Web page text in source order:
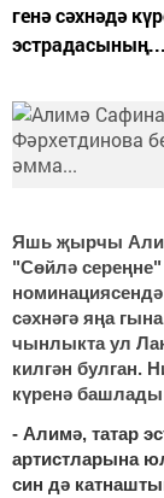
генә сәхнәдә
эстрадасының...
Яшь җырчы
"Сөйлә
сәхнәгә яңа
чынлыкта ул
килгән булган.
күренә
- Алимә, татар
артистларына
син дә